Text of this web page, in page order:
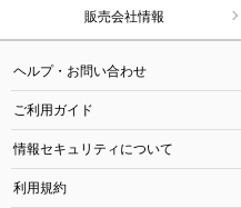
販売会社情報
ヘルプ・お問い合わせ
ご利用ガイド
情報セキュリティについて
利用規約